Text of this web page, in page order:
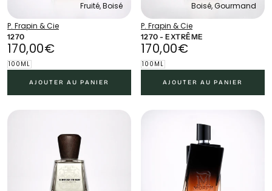
Fruité, Boisé
P. Frapin & Cie
1270
170,00€
PRIX
RÉGULIER
170,00€
100ML
AJOUTER AU PANIER
Boisé, Gourmand
P. Frapin & Cie
1270 - EXTRÊME
170,00€
PRIX
RÉGULIER
170,00€
100ML
AJOUTER AU PANIER